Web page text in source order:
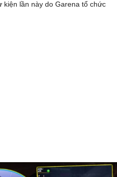
kiện lần này do Garena tổ chức